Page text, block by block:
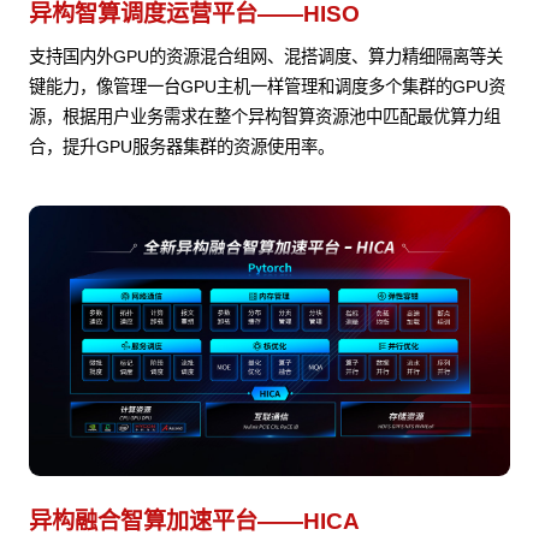
异构智算调度运营平台——HISO
支持国内外GPU的资源混合组网、混搭调度、算力精细隔离等关
键能力，像管理一台GPU主机一样管理和调度多个集群的GPU资
源，根据用户业务需求在整个异构智算资源池中匹配最优算力组
合，提升GPU服务器集群的资源使用率。
异构融合智算加速平台——HICA